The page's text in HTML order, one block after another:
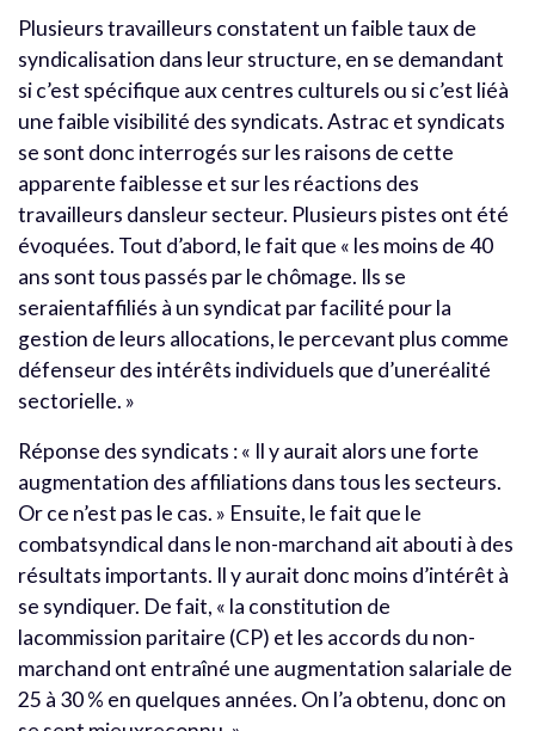
Plusieurs travailleurs constatent un faible taux de
syndicalisation dans leur structure, en se demandant
si c’est spécifique aux centres culturels ou si c’est liéà
une faible visibilité des syndicats. Astrac et syndicats
se sont donc interrogés sur les raisons de cette
apparente faiblesse et sur les réactions des
travailleurs dansleur secteur. Plusieurs pistes ont été
évoquées. Tout d’abord, le fait que « les moins de 40
ans sont tous passés par le chômage. Ils se
seraientaffiliés à un syndicat par facilité pour la
gestion de leurs allocations, le percevant plus comme
défenseur des intérêts individuels que d’uneréalité
sectorielle. »
Réponse des syndicats : « Il y aurait alors une forte
augmentation des affiliations dans tous les secteurs.
Or ce n’est pas le cas. » Ensuite, le fait que le
combatsyndical dans le non-marchand ait abouti à des
résultats importants. Il y aurait donc moins d’intérêt à
se syndiquer. De fait, « la constitution de
lacommission paritaire (CP) et les accords du non-
marchand ont entraîné une augmentation salariale de
25 à 30 % en quelques années. On l’a obtenu, donc on